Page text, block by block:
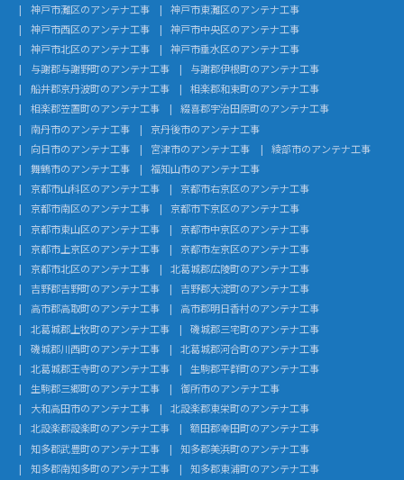
神戸市灘区のアンテナ工事
神戸市東灘区のアンテナ工事
神戸市西区のアンテナ工事
神戸市中央区のアンテナ工事
神戸市北区のアンテナ工事
神戸市垂水区のアンテナ工事
与謝郡与謝野町のアンテナ工事
与謝郡伊根町のアンテナ工事
船井郡京丹波町のアンテナ工事
相楽郡和束町のアンテナ工事
相楽郡笠置町のアンテナ工事
綴喜郡宇治田原町のアンテナ工事
南丹市のアンテナ工事
京丹後市のアンテナ工事
向日市のアンテナ工事
宮津市のアンテナ工事
綾部市のアンテナ工事
舞鶴市のアンテナ工事
福知山市のアンテナ工事
京都市山科区のアンテナ工事
京都市右京区のアンテナ工事
京都市南区のアンテナ工事
京都市下京区のアンテナ工事
京都市東山区のアンテナ工事
京都市中京区のアンテナ工事
京都市上京区のアンテナ工事
京都市左京区のアンテナ工事
京都市北区のアンテナ工事
北葛城郡広陵町のアンテナ工事
吉野郡吉野町のアンテナ工事
吉野郡大淀町のアンテナ工事
高市郡高取町のアンテナ工事
高市郡明日香村のアンテナ工事
北葛城郡上牧町のアンテナ工事
磯城郡三宅町のアンテナ工事
磯城郡川西町のアンテナ工事
北葛城郡河合町のアンテナ工事
北葛城郡王寺町のアンテナ工事
生駒郡平群町のアンテナ工事
生駒郡三郷町のアンテナ工事
御所市のアンテナ工事
大和高田市のアンテナ工事
北設楽郡東栄町のアンテナ工事
北設楽郡設楽町のアンテナ工事
額田郡幸田町のアンテナ工事
知多郡武豊町のアンテナ工事
知多郡美浜町のアンテナ工事
知多郡南知多町のアンテナ工事
知多郡東浦町のアンテナ工事